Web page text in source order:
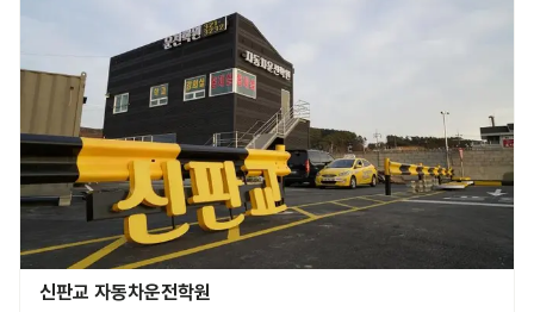
신판교 자동차운전학원